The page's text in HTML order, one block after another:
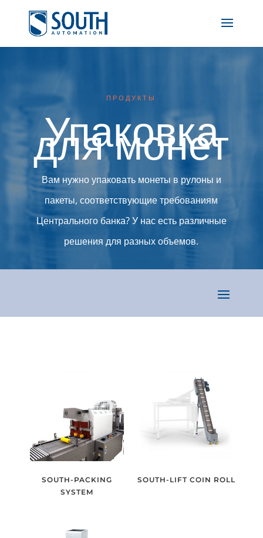
ПРОДУКТЫ
Упаковка
для монет
Вам нужно упаковать монеты в рулоны и
пакеты, соответствующие требованиям
Центрального банка? У нас есть различные
решения для разных объемов.
SOUTH-PACKING
SYSTEM
SOUTH-LIFT COIN ROLL